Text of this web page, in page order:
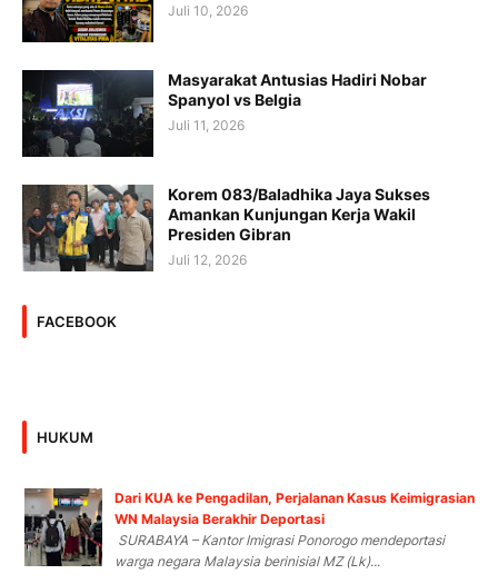
Juli 10, 2026
Masyarakat Antusias Hadiri Nobar
Spanyol vs Belgia
Juli 11, 2026
Korem 083/Baladhika Jaya Sukses
Amankan Kunjungan Kerja Wakil
Presiden Gibran
Juli 12, 2026
FACEBOOK
HUKUM
Dari KUA ke Pengadilan, Perjalanan Kasus Keimigrasian
WN Malaysia Berakhir Deportasi
SURABAYA – Kantor Imigrasi Ponorogo mendeportasi
warga negara Malaysia berinisial MZ (Lk)...